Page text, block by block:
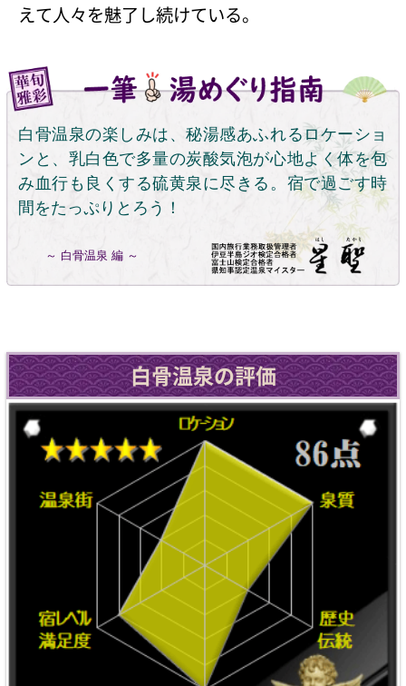
えて人々を魅了し続けている。
白骨温泉の楽しみは、秘湯感あふれるロケーショ
ンと、乳白色で多量の炭酸気泡が心地よく体を包
み血行も良くする硫黄泉に尽きる。宿で過ごす時
間をたっぷりとろう！
～ 白骨温泉 編 ～
白骨温泉の評価